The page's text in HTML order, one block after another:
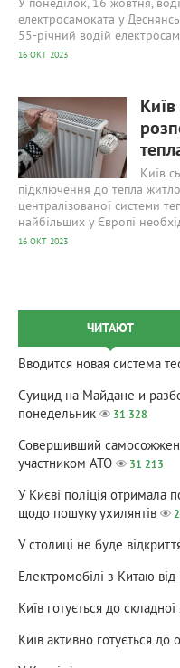
У понеділок, 16 жовтня,
електросамоката у
55-річний водій
16 ОКТ 2023
Київ
підключення до тепла
централізованої системи
найбільших у Європі
16 ОКТ 2023
ЧИТАЮТ
Вводится новая система
Суицид на Майдане и
понедельник
31 328
Совершивший
участником АТО
31 213
У Києві поліція отримала
щодо пошуку ухилянтів
У столиці не буде
Електромобілі з Китаю
Київ готується до
Київ активно готується